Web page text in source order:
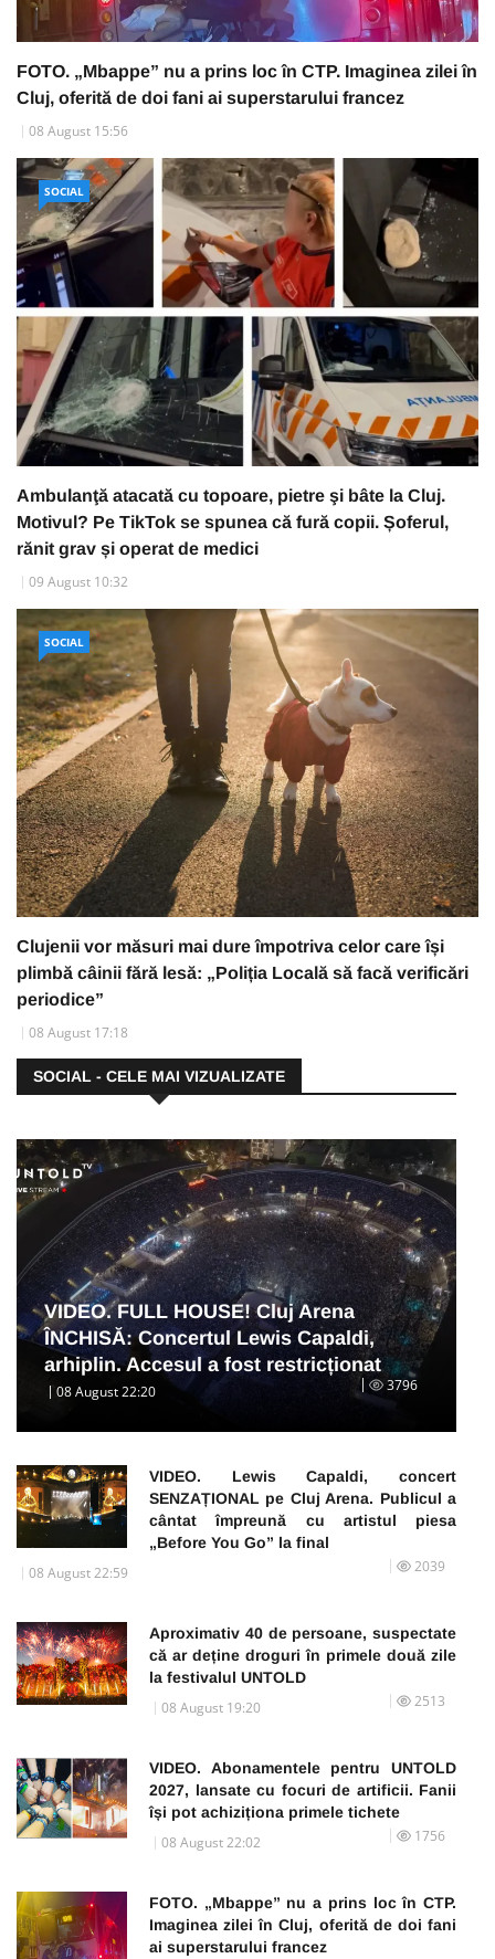
FOTO. „Mbappe” nu a prins loc în CTP. Imaginea zilei în
Cluj, oferită de doi fani ai superstarului francez
08 August 15:56
SOCIAL
Ambulanţă atacată cu topoare, pietre şi bâte la Cluj.
Motivul? Pe TikTok se spunea că fură copii. Șoferul,
rănit grav și operat de medici
09 August 10:32
SOCIAL
Clujenii vor măsuri mai dure împotriva celor care își
plimbă câinii fără lesă: „Poliția Locală să facă verificări
periodice”
08 August 17:18
SOCIAL - CELE MAI VIZUALIZATE
VIDEO. FULL HOUSE! Cluj Arena
ÎNCHISĂ: Concertul Lewis Capaldi,
arhiplin. Accesul a fost restricționat
08 August 22:20 3796
VIDEO. Lewis Capaldi, concert
SENZAȚIONAL pe Cluj Arena. Publicul a
cântat împreună cu artistul piesa
„Before You Go” la final
08 August 22:59 2039
Aproximativ 40 de persoane, suspectate
că ar deține droguri în primele două zile
la festivalul UNTOLD
08 August 19:20 2513
VIDEO. Abonamentele pentru UNTOLD
2027, lansate cu focuri de artificii. Fanii
își pot achiziționa primele tichete
08 August 22:02 1756
FOTO. „Mbappe” nu a prins loc în CTP.
Imaginea zilei în Cluj, oferită de doi fani
ai superstarului francez